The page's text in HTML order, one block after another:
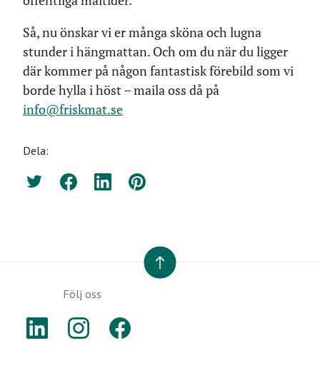
Så, nu önskar vi er många sköna och lugna
stunder i hängmattan. Och om du när du ligger
där kommer på någon fantastisk förebild som vi
borde hylla i höst – maila oss då på
info@friskmat.se
Dela:
TwitterFacebookLinkedInPinterest
TILL TOPPEN
Följ oss
LINKEDININSTAGRAM